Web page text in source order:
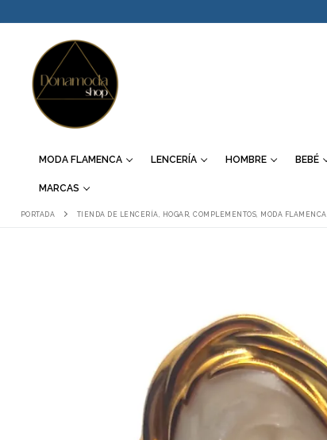
AL
MODA FLAMENCA LENCERÍA HOMBRE BEBÉ
MARCAS
PORTADA TIENDA DE LENCERÍA, HOGAR, COMPLEMENTOS, MODA FLAMENCA